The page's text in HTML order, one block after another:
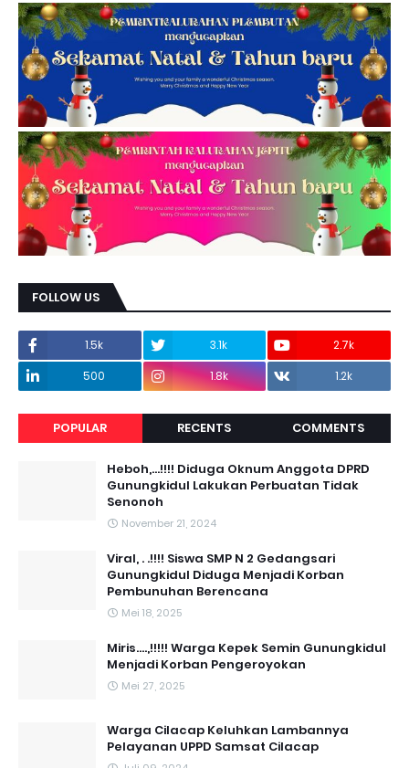
FOLLOW US
1.5k 3.1k
2.7k
500
1.8k 1.2k
POPULAR RECENTS COMMENTS
Heboh,...!!!! Diduga Oknum Anggota DPRD
Gunungkidul Lakukan Perbuatan Tidak
Senonoh
November 21, 2024
Viral, . .!!!! Siswa SMP N 2 Gedangsari
Gunungkidul Diduga Menjadi Korban
Pembunuhan Berencana
Mei 18, 2025
Miris....,!!!!! Warga Kepek Semin Gunungkidul
Menjadi Korban Pengeroyokan
Mei 27, 2025
Warga Cilacap Keluhkan Lambannya
Pelayanan UPPD Samsat Cilacap